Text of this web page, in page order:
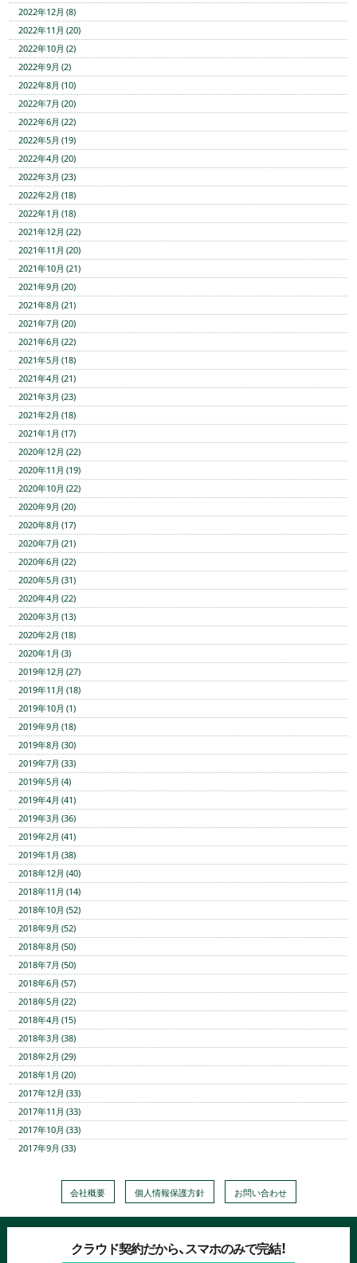
2022年12月 (8)
2022年11月 (20)
2022年10月 (2)
2022年9月 (2)
2022年8月 (10)
2022年7月 (20)
2022年6月 (22)
2022年5月 (19)
2022年4月 (20)
2022年3月 (23)
2022年2月 (18)
2022年1月 (18)
2021年12月 (22)
2021年11月 (20)
2021年10月 (21)
2021年9月 (20)
2021年8月 (21)
2021年7月 (20)
2021年6月 (22)
2021年5月 (18)
2021年4月 (21)
2021年3月 (23)
2021年2月 (18)
2021年1月 (17)
2020年12月 (22)
2020年11月 (19)
2020年10月 (22)
2020年9月 (20)
2020年8月 (17)
2020年7月 (21)
2020年6月 (22)
2020年5月 (31)
2020年4月 (22)
2020年3月 (13)
2020年2月 (18)
2020年1月 (3)
2019年12月 (27)
2019年11月 (18)
2019年10月 (1)
2019年9月 (18)
2019年8月 (30)
2019年7月 (33)
2019年5月 (4)
2019年4月 (41)
2019年3月 (36)
2019年2月 (41)
2019年1月 (38)
2018年12月 (40)
2018年11月 (14)
2018年10月 (52)
2018年9月 (52)
2018年8月 (50)
2018年7月 (50)
2018年6月 (57)
2018年5月 (22)
2018年4月 (15)
2018年3月 (38)
2018年2月 (29)
2018年1月 (20)
2017年12月 (33)
2017年11月 (33)
2017年10月 (33)
2017年9月 (33)
会社概要 個人情報保護方針 お問い合わせ
クラウド契約だから、スマホのみで完結！